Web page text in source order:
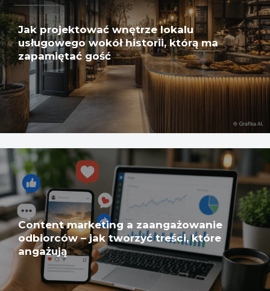
Jak projektować wnętrze lokalu
usługowego wokół historii, którą ma
zapamiętać gość
Content marketing a zaangażowanie
odbiorców – jak tworzyć treści, które
angażują